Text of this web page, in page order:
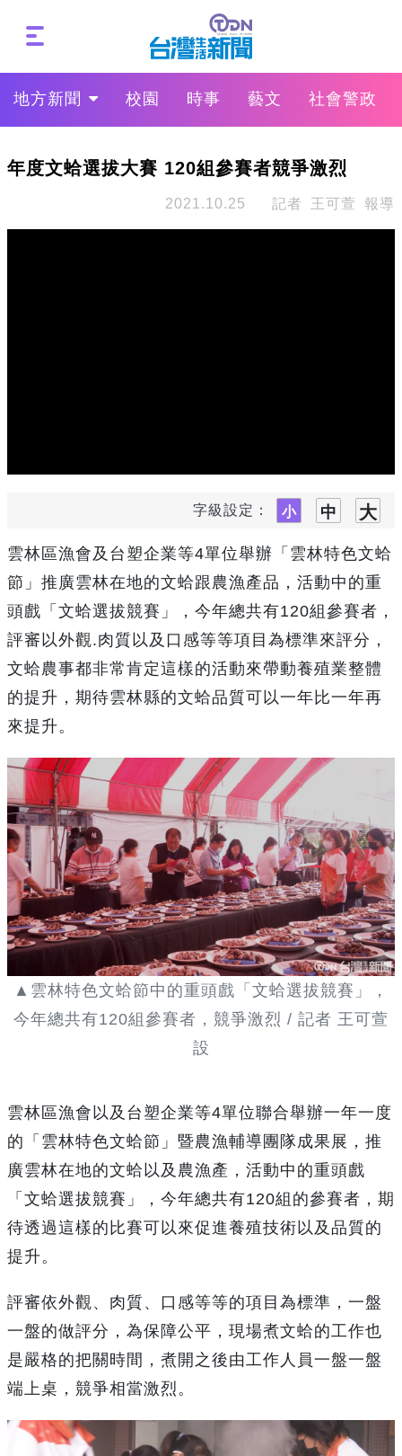
地方新聞 校園 時事 藝文 社會警政
年度文蛤選拔大賽 120組參賽者競爭激烈
2021.10.25 記者 王可萱 報導
字級設定：
雲林區漁會及台塑企業等4單位舉辦「雲林特色文蛤
節」推廣雲林在地的文蛤跟農漁產品，活動中的重
頭戲「文蛤選拔競賽」，今年總共有120組參賽者，
評審以外觀.肉質以及口感等等項目為標準來評分，
文蛤農事都非常肯定這樣的活動來帶動養殖業整體
的提升，期待雲林縣的文蛤品質可以一年比一年再
來提升。
▲雲林特色文蛤節中的重頭戲「文蛤選拔競賽」，
今年總共有120組參賽者，競爭激烈 / 記者 王可萱
設
雲林區漁會以及台塑企業等4單位聯合舉辦一年一度
的「雲林特色文蛤節」暨農漁輔導團隊成果展，推
廣雲林在地的文蛤以及農漁產，活動中的重頭戲
「文蛤選拔競賽」，今年總共有120組的參賽者，期
待透過這樣的比賽可以來促進養殖技術以及品質的
提升。
評審依外觀、肉質、口感等等的項目為標準，一盤
一盤的做評分，為保障公平，現場煮文蛤的工作也
是嚴格的把關時間，煮開之後由工作人員一盤一盤
端上桌，競爭相當激烈。